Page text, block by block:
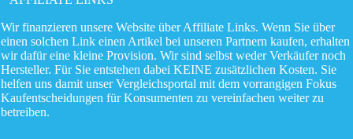
Wir finanzieren unsere Website über Affiliate Links. Wenn Sie über
einen solchen Link einen Artikel bei unseren Partnern kaufen, erhalten
wir dafür eine kleine Provision. Wir sind selbst weder Verkäufer noch
Hersteller. Für Sie entstehen dabei KEINE zusätzlichen Kosten. Sie
helfen uns damit unser Vergleichsportal mit dem vorrangigen Fokus
Kaufentscheidungen für Konsumenten zu vereinfachen weiter zu
betreiben.